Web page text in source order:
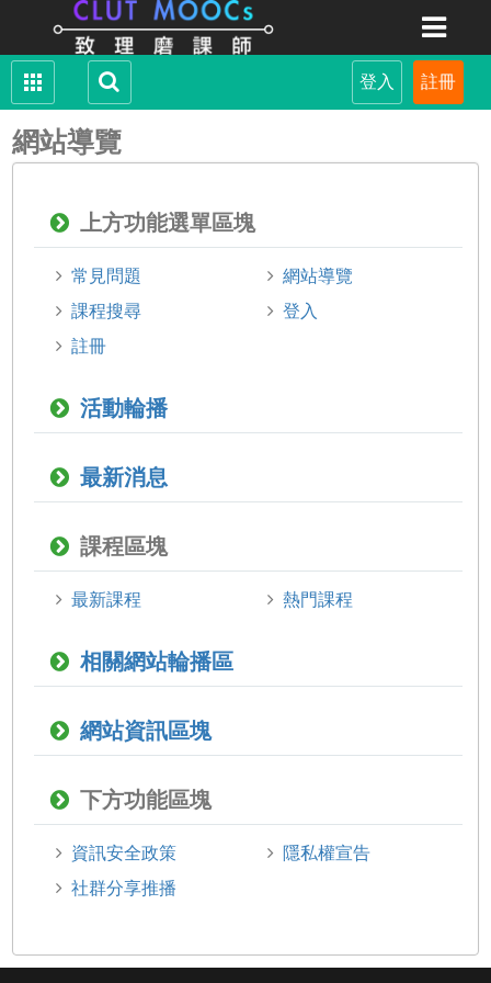
網站導覽
上方功能選單區塊
常見問題
網站導覽
課程搜尋
登入
註冊
活動輪播
最新消息
課程區塊
最新課程 熱門課程
相關網站輪播區
網站資訊區塊
下方功能區塊
資訊安全政策
隱私權宣告
社群分享推播